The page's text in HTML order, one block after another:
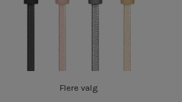
Flere valg